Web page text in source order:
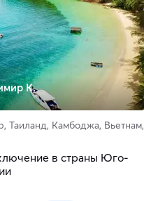
К.
Таиланд, Камбоджа, Вьетнам,
в страны Юго-